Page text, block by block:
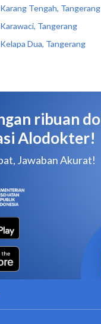
Tengah, Tangerang
Tangerang
Dua, Tangerang